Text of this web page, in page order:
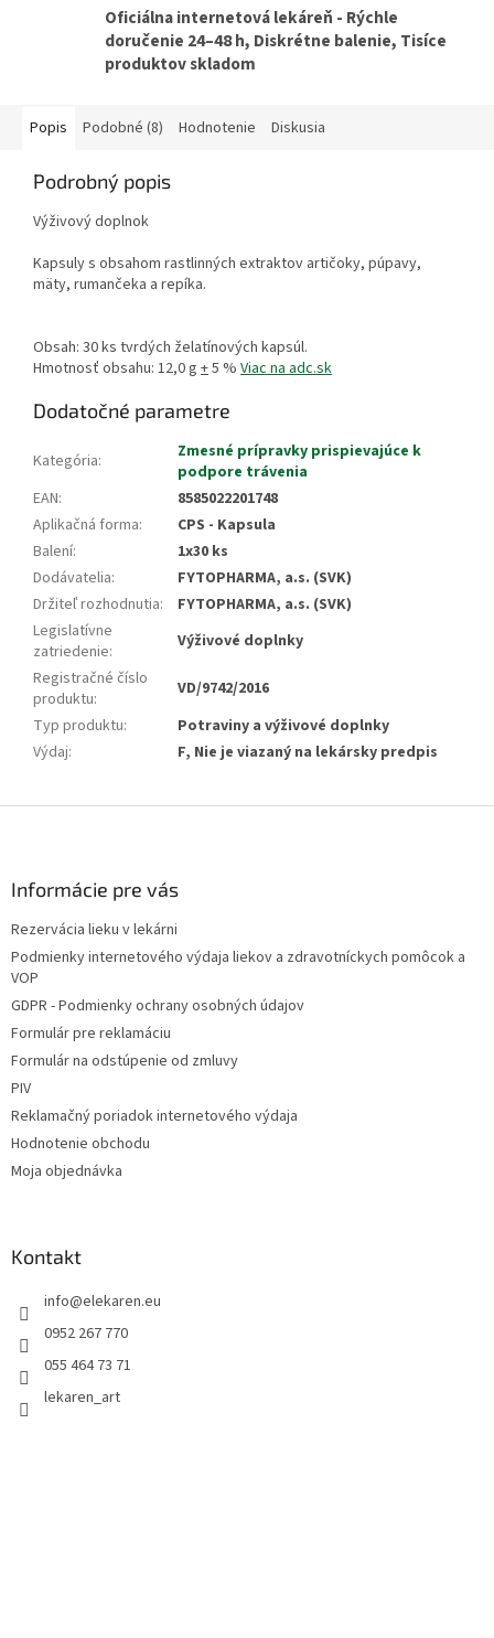
Oficiálna internetová lekáreň - Rýchle
doručenie 24–48 h, Diskrétne balenie, Tisíce
produktov skladom
Popis Podobné (8) Hodnotenie Diskusia
Podrobný popis
Výživový doplnok
Kapsuly s obsahom rastlinných extraktov artičoky, púpavy,
mäty, rumančeka a repíka.
Obsah: 30 ks tvrdých želatínových kapsúl.
Hmotnosť obsahu: 12,0 g +5 % Viac na adc.sk
Dodatočné parametre
Kategória:
Zmesné prípravky prispievajúce k
podpore trávenia
EAN:
8585022201748
Aplikačná forma:
CPS - Kapsula
Balení:
1x30 ks
Dodávatelia:
FYTOPHARMA, a.s. (SVK)
Držiteľ rozhodnutia:
FYTOPHARMA, a.s. (SVK)
Legislatívne
zatriedenie:
Výživové doplnky
Registračné číslo
produktu:
VD/9742/2016
Typ produktu:
Potraviny a výživové doplnky
Výdaj: F, Nie je viazaný na lekársky predpis
Informácie pre vás
Rezervácia lieku v lekárni
Podmienky internetového výdaja liekov a zdravotníckych pomôcok a
VOP
GDPR - Podmienky ochrany osobných údajov
Formulár pre reklamáciu
Formulár na odstúpenie od zmluvy
PIV
Reklamačný poriadok internetového výdaja
Hodnotenie obchodu
Moja objednávka
Kontakt
info@elekaren.eu
0952 267 770
055 464 73 71
lekaren_art